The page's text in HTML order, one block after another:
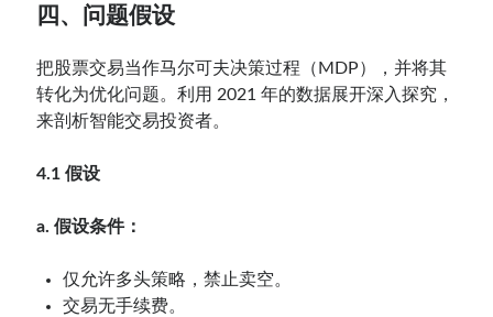
四、问题假设
把股票交易当作马尔可夫决策过程（MDP），并将其
转化为优化问题。利用 2021 年的数据展开深入探究，
来剖析智能交易投资者。
4.1 假设
a. 假设条件：
仅允许多头策略，禁止卖空。
交易无手续费。